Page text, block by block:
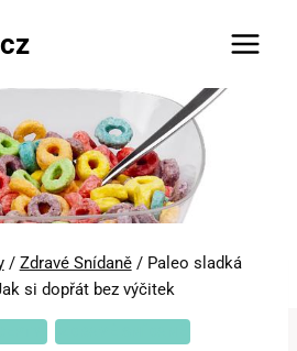
/ Zdravé Snídaně / Paleo sladká
si dopřát bez výčitek